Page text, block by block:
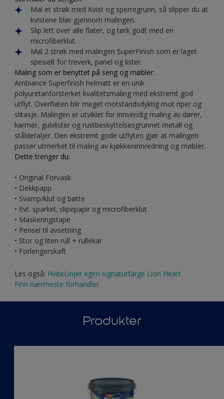
Mal et strøk med Kvist og sperregrunn, så slipper du at
kvistene blør gjennom malingen.
Slip lett over alle flater, og tørk godt med en
microfiberklut.
Mal 2 strøk med malingen SuperFinish som er laget
spesielt for treverk, panel og lister.
Maling som er benyttet på seng og møbler:
Ambiance Superfinish helmatt er en unik
polyuretanforsterket kvalitetsmaling med ekstremt god
utflyt. Overflaten blir meget motstandsdyktig mot riper og
slitasje. Malingen er utviklet for innvendig maling av dører,
karmer, gulvlister og rustbeskyttelsesgrunnet metall og
ståldetaljer. Den ekstremt gode utflyten gjør at malingen
passer utmerket til maling av kjøkkeninnredning og møbler.
Dette trenger du:
• Original Forvask
• Dekkpapp
• Svamp/klut og bøtte
• Evt. sparkel, slipepapir og microfiberklut
• Maskeringstape
• Pensel til avsetning
• Stor og liten rull + rullekar
• Forlengerskaft
Les også: HviteLinjer egen signaturfarge Lion Heart
Finn nærmeste forhandler
Produkter